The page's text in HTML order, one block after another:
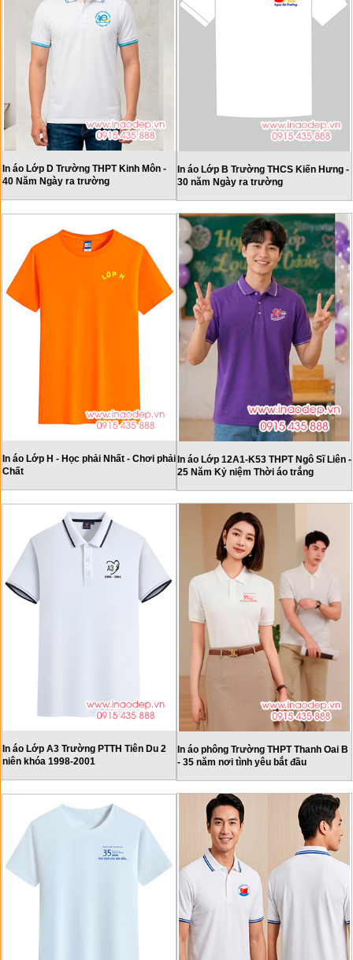
In áo Lớp D Trường THPT Kinh Môn -
40 Năm Ngày ra trường
In áo Lớp B Trường THCS Kiến Hưng -
30 năm Ngày ra trường
In áo Lớp H - Học phải Nhất - Chơi phải
Chất
In áo Lớp 12A1-K53 THPT Ngô Sĩ Liên -
25 Năm Kỷ niệm Thời áo trắng
In áo Lớp A3 Trường PTTH Tiên Du 2
niên khóa 1998-2001
In áo phông Trường THPT Thanh Oai B
- 35 năm nơi tình yêu bắt đầu